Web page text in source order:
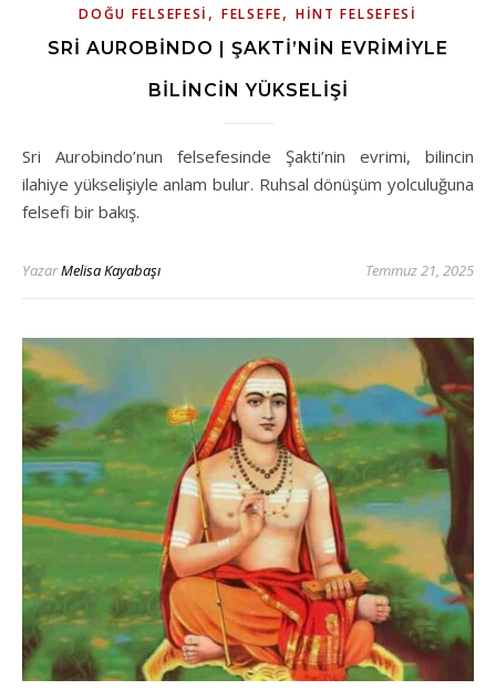
DOĞU FELSEFESI ,FELSEFE, HINT FELSEFESI
SRI AUROBINDO | ŞAKTI’NIN EVRIMIYLE
BILINCIN YÜKSELIŞI
Sri Aurobindo’nun felsefesinde Şakti’nin evrimi, bilincin
ilahiye yükselişiyle anlam bulur. Ruhsal dönüşüm yolculuğuna
felsefi bir bakış.
YazarMelisa Kayabaşı Temmuz 21, 2025